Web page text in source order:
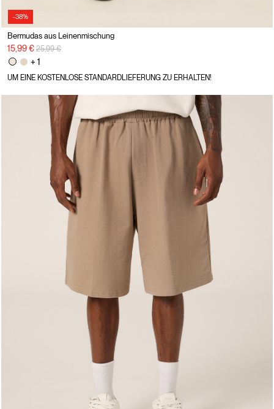
-38%
Bermudas aus Leinenmischung
15,99 € Preisreduzierung von
25,99 €
+ 1
UM EINE KOSTENLOSE STANDARDLIEFERUNG ZU ERHALTEN!